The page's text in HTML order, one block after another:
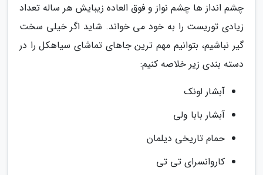
چشم انداز ها چشم نواز و فوق العاده زیبایش هر ساله تعداد
زیادی توریست را به خود می خواند. شاید اگر خیلی سخت
گیر نباشیم، بتوانیم مهم ترین جاهای تماشای سیاهکل را در
دسته بندی زیر خلاصه کنیم:
آبشار لونک
آبشار بابا ولی
حمام تاریخی دیلمان
کاروانسرای تی تی